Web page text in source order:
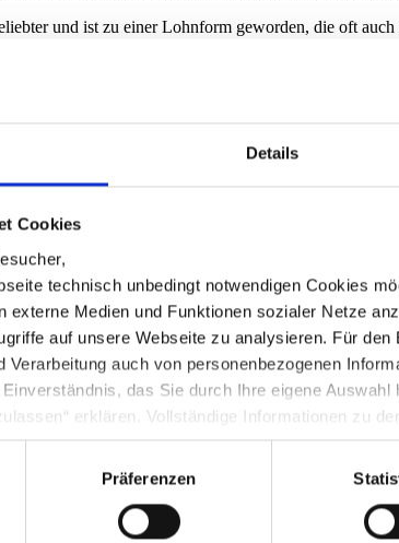
Details
Cookies
technisch unbedingt notwendigen Cookies
externe Medien und Funktionen sozialer Netze
auf unsere Webseite zu analysieren. Für
Verarbeitung auch von personenbezogenen
das Sie durch Ihre eigene
erklären. Vollständige Informationen zu
unter Punkt 3.4 in unserer Datenschutzerklärung.
in die USA: Indem Sie die jeweiligen Cookies
ein, dass durch das Setzen und Verwenden des
Präferenzen
und ist zu einer Lohnform geworden, die oft
der Leistung hat, die der Prämie zugrunde liegt.
einem leistungsunabhängigen Grundlohn und der
zu den erfolgsabhängigen Lohnformen zählt.
leistungsabhängigen Pensumanteil, also:
auf eine zukünftige, zu erwartende Leistung
zur Verfügung? In Papierform? Denn es gibt